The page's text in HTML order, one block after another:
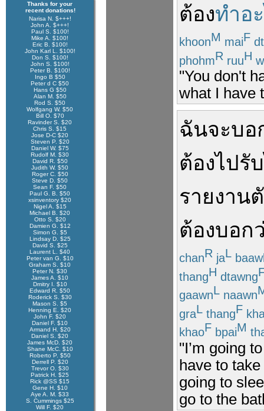
Thanks for your
recent donations!
Narisa N. $+++!
John A. $+++!
Paul S. $100!
Mike A. $100!
Eric B. $100!
John Karl L. $100!
Don S. $100!
John S. $100!
Peter B. $100!
Ingo B $50
Peter d C $50
Hans G $50
Alan M. $50
Rod S. $50
Wolfgang W. $50
Bill O. $70
Ravinder S. $20
Chris S. $15
Jose D-C $20
Steven P. $20
Daniel W. $75
Rudolf M. $30
David R. $50
Judith W. $50
Roger C. $50
Steve D. $50
Sean F. $50
Paul G. B. $50
xsinventory $20
Nigel A. $15
Michael B. $20
Otto S. $20
Damien G. $12
Simon G. $5
Lindsay D. $25
David S. $25
Laurent L. $40
Peter van G. $10
Graham S. $10
Peter N. $30
James A. $10
Dmitry I. $10
Edward R. $50
Roderick S. $30
Mason S. $5
Henning E. $20
John F. $20
Daniel F. $10
Armand H. $20
Daniel S. $20
James McD. $20
Shane McC. $10
Roberto P. $50
Derrell P. $20
Trevor O. $30
Patrick H. $25
Rick @SS $15
Gene H. $10
Aye A. M. $33
S. Cummings $25
Will F. $20
ต้องทำอ
khoonM maiF
phohmR ruuH
"You don't
what I have
ฉันจะบอ
ต้องไปรับ
รายงาน
ต้องบอก
chanR jaL
thangH dtawng
gaawnL naawn
graL thangF
khaoF bpaiM
"I’m going
have to
going to
go to the